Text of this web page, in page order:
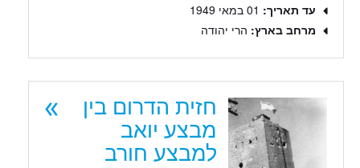
עד תאריך: 01 במאי 1949
מרחב בארץ: הרי יהודה
חזית הדרום בין
מבצע יואב
למבצע חורב